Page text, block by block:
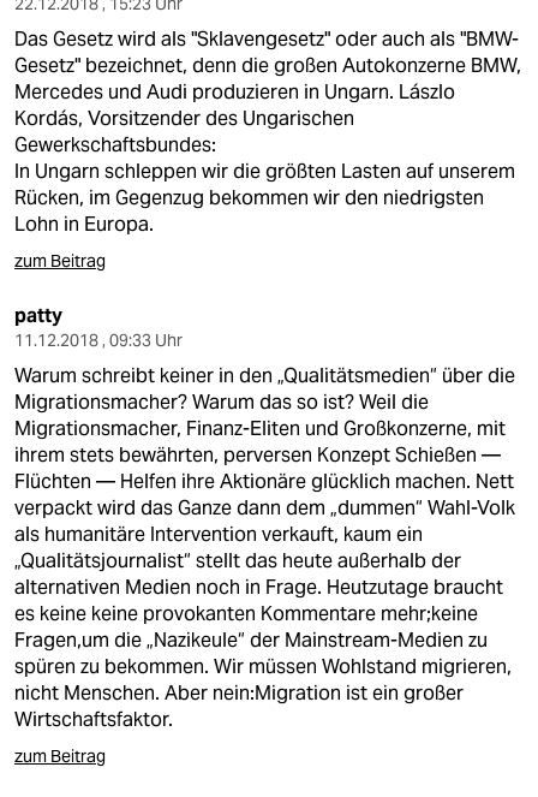
Das Gesetz wird als "Sklavengesetz" oder auch als "BMW-
Gesetz" bezeichnet, denn die großen Autokonzerne BMW,
Mercedes und Audi produzieren in Ungarn. Lászlo
Kordás, Vorsitzender des Ungarischen
Gewerkschaftsbundes:
In Ungarn schleppen wir die größten Lasten auf unserem
Rücken, im Gegenzug bekommen wir den niedrigsten
Lohn in Europa.
zum Beitrag
patty
11.12.2018 , 09:33 Uhr
Warum schreibt keiner in den „Qualitätsmedien“ über die
Migrationsmacher? Warum das so ist? Weil die
Migrationsmacher, Finanz-Eliten und Großkonzerne, mit
ihrem stets bewährten, perversen Konzept Schießen —
Flüchten — Helfen ihre Aktionäre glücklich machen. Nett
verpackt wird das Ganze dann dem „dummen“ Wahl-Volk
als humanitäre Intervention verkauft, kaum ein
„Qualitätsjournalist“ stellt das heute außerhalb der
alternativen Medien noch in Frage. Heutzutage braucht
es keine keine provokanten Kommentare mehr;keine
Fragen,um die „Nazikeule“ der Mainstream-Medien zu
spüren zu bekommen. Wir müssen Wohlstand migrieren,
nicht Menschen. Aber nein:Migration ist ein großer
Wirtschaftsfaktor.
zum Beitrag